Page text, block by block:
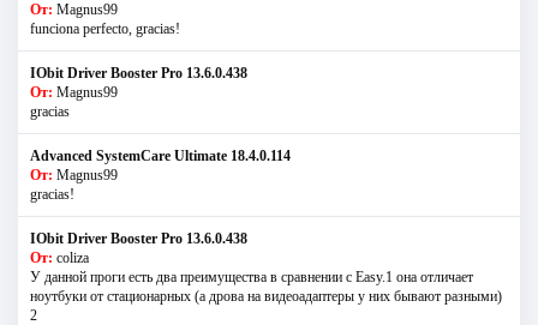
От: Magnus99
funciona perfecto, gracias!
IObit Driver Booster Pro 13.6.0.438
От: Magnus99
gracias
Advanced SystemCare Ultimate 18.4.0.114
От: Magnus99
gracias!
IObit Driver Booster Pro 13.6.0.438
От: coliza
У данной проги есть два преимущества в сравнении с Easy.1 она отличает
ноутбуки от стационарных (а дрова на видеоадаптеры у них бывают разными)
2